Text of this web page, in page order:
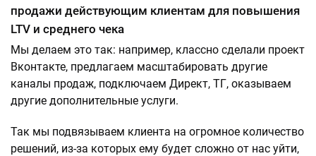
продажи действующим клиентам для повышения
LTV и среднего чека
Мы делаем это так: например, классно сделали проект
Вконтакте, предлагаем масштабировать другие
каналы продаж, подключаем Директ, ТГ, оказываем
другие дополнительные услуги.
Так мы подвязываем клиента на огромное количество
решений, из-за которых ему будет сложно от нас уйти,